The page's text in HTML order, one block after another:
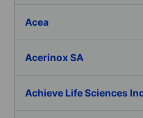
Acea
Acerinox SA
Achieve Life Sciences